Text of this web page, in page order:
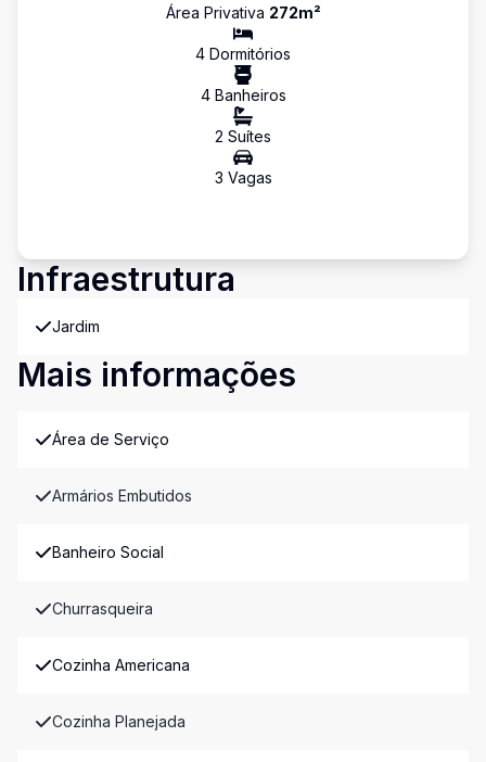
Área Privativa 272m²
4 Dormitórios
4Banheiros
2 Suítes
3 Vagas
Infraestrutura
Jardim
Mais informações
Área de Serviço
Armários Embutidos
Banheiro Social
Churrasqueira
Cozinha Americana
Cozinha Planejada